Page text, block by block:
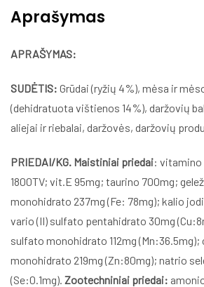
Aprašymas
APRAŠYMAS:
SUDĖTIS: Grūdai (ryžių 4%), mėsa ir
(dehidratuota vištienos 14%), daržovių
aliejai ir riebalai, daržovės, daržovių
PRIEDAI/KG. Maistiniai priedai: vitamino
1800TV; vit.E 95mg; taurino 700mg;
monohidrato 237mg (Fe: 78mg); kalio
vario (II) sulfato pentahidrato 30mg
sulfato monohidrato 112mg
monohidrato 219mg (Zn:80mg); natrio
(Se:0.1mg). Zootechniniai priedai: